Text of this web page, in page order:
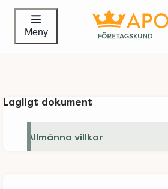
Meny
Lagligt dokument
Allmänna villkor